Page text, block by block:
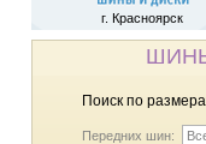
г. Красноярск
Поиск по
Передних шин: